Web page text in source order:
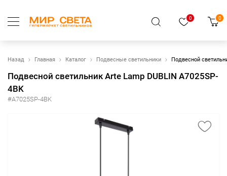
0 0
Назад Главная Каталог Подвесные светильники Подвесной
Подвесной светильник Arte Lamp DUBLIN A7025SP-
4BK
#A7025SP-4BK